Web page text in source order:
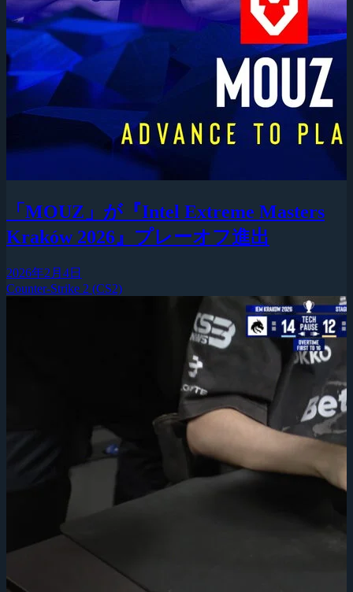
「MOUZ」が『Intel Extreme Masters
Kraków 2026』プレーオフ進出
2026年2月4日
Counter-Strike 2 (CS2)